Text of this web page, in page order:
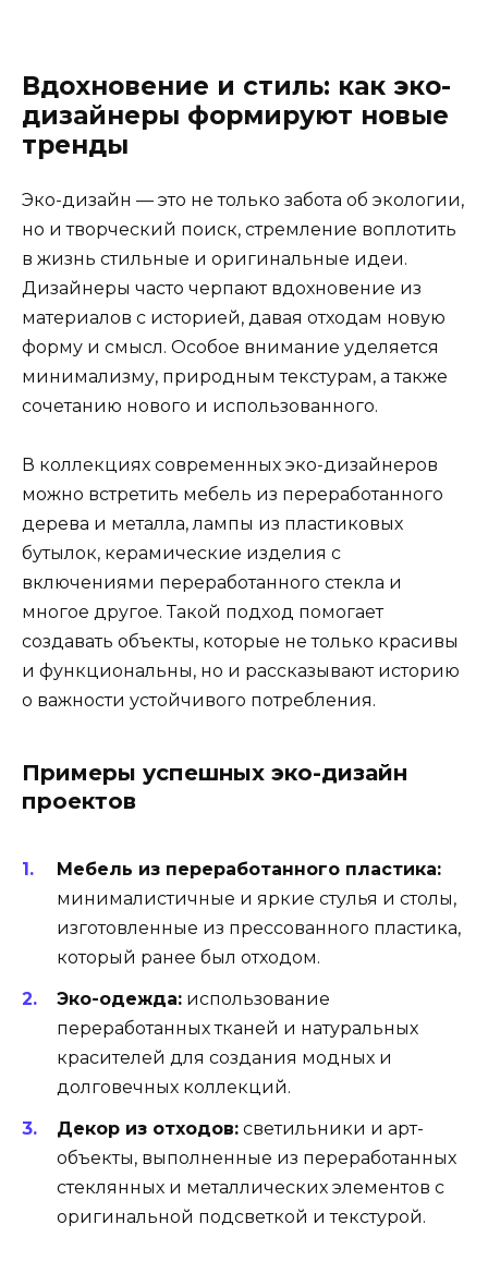
Вдохновение и стиль: как эко-
дизайнеры формируют новые
тренды
Эко-дизайн — это не только забота об экологии,
но и творческий поиск, стремление воплотить
в жизнь стильные и оригинальные идеи.
Дизайнеры часто черпают вдохновение из
материалов с историей, давая отходам новую
форму и смысл. Особое внимание уделяется
минимализму, природным текстурам, а также
сочетанию нового и использованного.
В коллекциях современных эко-дизайнеров
можно встретить мебель из переработанного
дерева и металла, лампы из пластиковых
бутылок, керамические изделия с
включениями переработанного стекла и
многое другое. Такой подход помогает
создавать объекты, которые не только красивы
и функциональны, но и рассказывают историю
о важности устойчивого потребления.
Примеры успешных эко-дизайн
проектов
Мебель из переработанного пластика:
минималистичные и яркие стулья и столы,
изготовленные из прессованного пластика,
который ранее был отходом.
Эко-одежда: использование
переработанных тканей и натуральных
красителей для создания модных и
долговечных коллекций.
Декор из отходов: светильники и арт-
объекты, выполненные из переработанных
стеклянных и металлических элементов с
оригинальной подсветкой и текстурой.